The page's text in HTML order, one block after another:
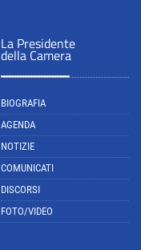
La Presidente
della Camera
BIOGRAFIA
AGENDA
NOTIZIE
COMUNICATI
DISCORSI
FOTO/VIDEO